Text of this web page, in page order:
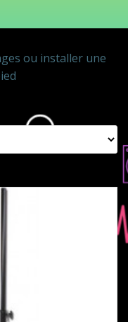
ou installer une